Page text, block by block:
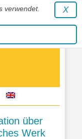
verwendet.
X
Lebens
über
Werk